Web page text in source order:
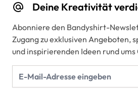
Deine Kreativität
Abonniere den Bandyshirt-
Zugang zu exklusiven Angeboten,
und inspirierenden Ideen rund